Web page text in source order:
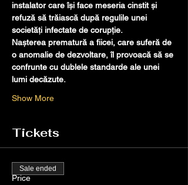
instalator care își face meseria cinstit și
refuză să trăiască după regulile unei
societăți infectate de corupție.
Nașterea prematură a fiicei, care suferă de
o anomalie de dezvoltare, îl provoacă să se
confrunte cu dublele standarde ale unei
lumi decăzute.
Show More
Tickets
Price
Sale ended